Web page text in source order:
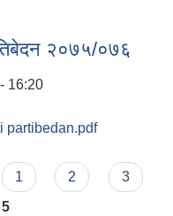
२०७५/०७६
16:20
partibedan.pdf
1 2
3
5